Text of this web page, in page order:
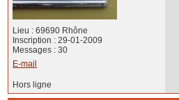
Lieu : 69690 Rhône
Inscription : 29-01-2009
Messages : 30
E-mail
Hors ligne